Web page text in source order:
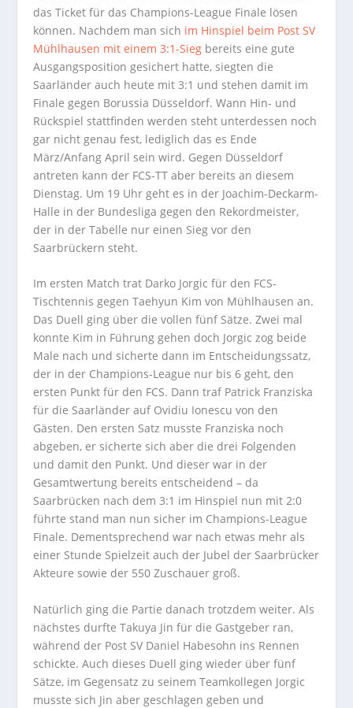
das Ticket für das Champions-League Finale lösen
können. Nachdem man sich im Hinspiel beim Post SV
Mühlhausen mit einem 3:1-Sieg bereits eine gute
Ausgangsposition gesichert hatte, siegten die
Saarländer auch heute mit 3:1 und stehen damit im
Finale gegen Borussia Düsseldorf. Wann Hin- und
Rückspiel stattfinden werden steht unterdessen noch
gar nicht genau fest, lediglich das es Ende
März/Anfang April sein wird. Gegen Düsseldorf
antreten kann der FCS-TT aber bereits an diesem
Dienstag. Um 19 Uhr geht es in der Joachim-Deckarm-
Halle in der Bundesliga gegen den Rekordmeister,
der in der Tabelle nur einen Sieg vor den
Saarbrückern steht.
Im ersten Match trat Darko Jorgic für den FCS-
Tischtennis gegen Taehyun Kim von Mühlhausen an.
Das Duell ging über die vollen fünf Sätze. Zwei mal
konnte Kim in Führung gehen doch Jorgic zog beide
Male nach und sicherte dann im Entscheidungssatz,
der in der Champions-League nur bis 6 geht, den
ersten Punkt für den FCS. Dann traf Patrick Franziska
für die Saarländer auf Ovidiu Ionescu von den
Gästen. Den ersten Satz musste Franziska noch
abgeben, er sicherte sich aber die drei Folgenden
und damit den Punkt. Und dieser war in der
Gesamtwertung bereits entscheidend – da
Saarbrücken nach dem 3:1 im Hinspiel nun mit 2:0
führte stand man nun sicher im Champions-League
Finale. Dementsprechend war nach etwas mehr als
einer Stunde Spielzeit auch der Jubel der Saarbrücker
Akteure sowie der 550 Zuschauer groß.
Natürlich ging die Partie danach trotzdem weiter. Als
nächstes durfte Takuya Jin für die Gastgeber ran,
während der Post SV Daniel Habesohn ins Rennen
schickte. Auch dieses Duell ging wieder über fünf
Sätze, im Gegensatz zu seinem Teamkollegen Jorgic
musste sich Jin aber geschlagen geben und